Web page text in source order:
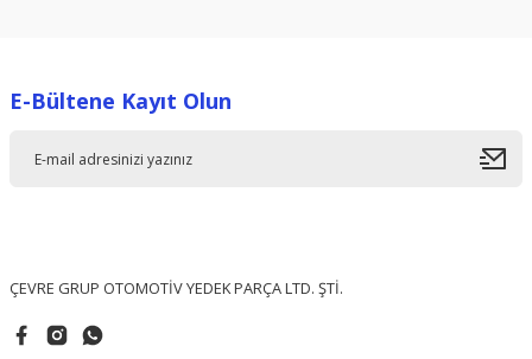
Ürün resmi kalitesiz, bozuk veya görüntülenemiyor.
E-Bültene Kayıt Olun
ÇEVRE GRUP OTOMOTİV YEDEK PARÇA LTD. ŞTİ.